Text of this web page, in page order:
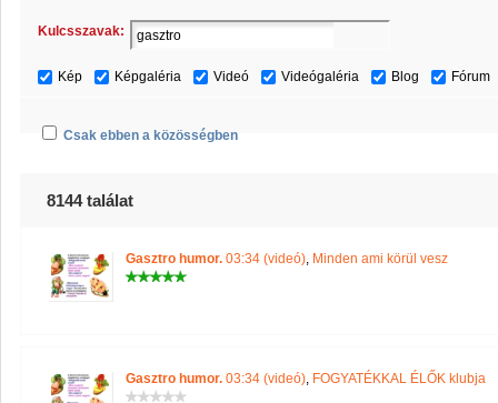
Kulcsszavak:
Kép Képgaléria Videó Videógaléria Blog Fórum
Csak ebben a közösségben
8144 találat
Gasztro humor. 03:34 (videó), Minden ami körül vesz
Gasztro humor. 03:34 (videó), FOGYATÉKKAL ÉLŐK klubja